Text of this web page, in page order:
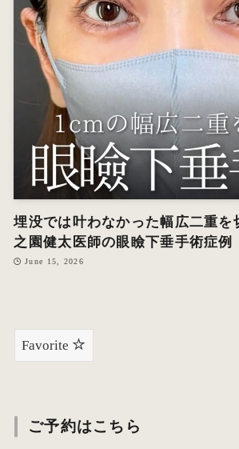
埋没では叶わなかった幅広二重を
之園健太医師の眼瞼下垂手術症例
June 15, 2026
Favorite
ご予約はこちら